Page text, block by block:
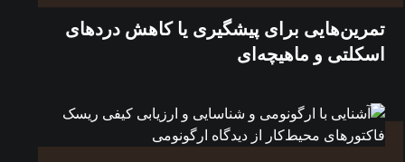
تمرین‌هایی برای پیشگیری یا کاهش دردهای
اسکلتی و ماهیچه‌ای